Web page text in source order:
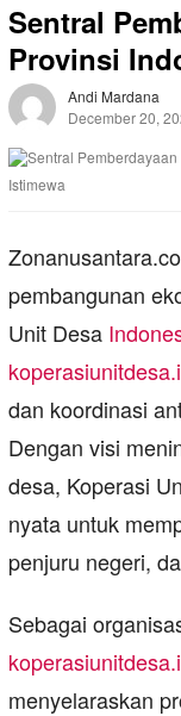
Sentral
Provinsi
Andi Mardana
December 20,
Istimewa
pembangunan
Unit Desa
dan koordinasi
Dengan visi
desa, Koperasi
nyata untuk
penjuru negeri,
Sebagai
menyelaraskan